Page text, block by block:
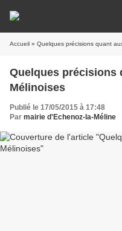
Accueil » Quelques précisions quant
Quelques précisions
Mélinoises
Publié le 17/05/2015 à 17:48
Par mairie d'Echenoz-la-Méline